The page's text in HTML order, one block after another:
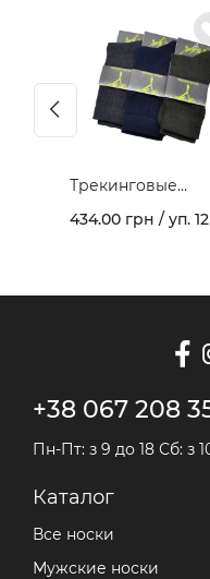
Трекинговые
демисезонные
носки 403В
434.00 грн / уп.
+38 067 208
Пн-Пт: з 9 до 18 Сб: з
Каталог
Все носки
Мужские носки